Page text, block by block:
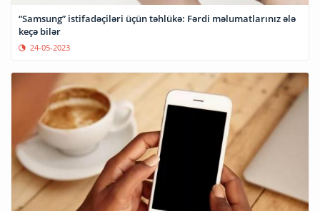
“Samsung” istifadəçiləri üçün təhlükə: Fərdi məlumatlarınız ələ
keçə bilər
24-05-2023